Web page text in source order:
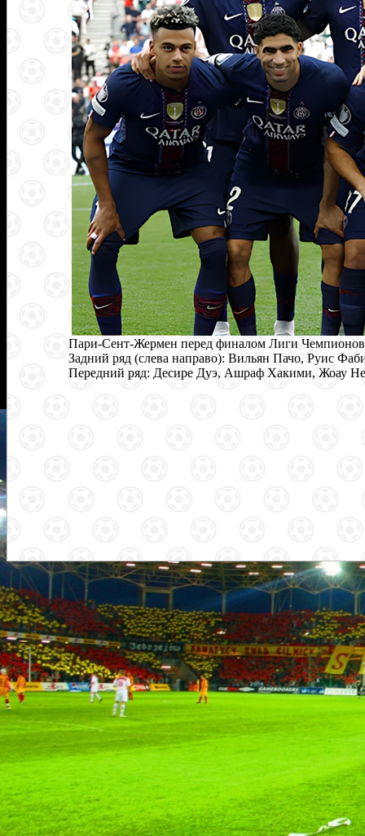
Пари-Сент-Жермен перед финалом Лиги
Задний ряд (слева направо): Вильян Пачо, Руис
Передний ряд: Десире Дуэ, Ашраф Хакими, Жоау